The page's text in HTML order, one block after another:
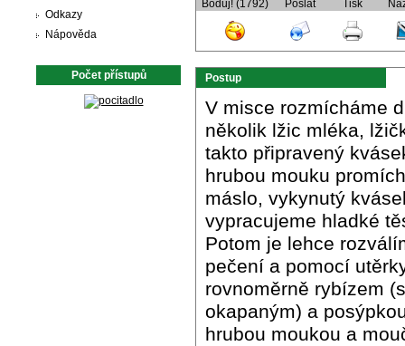
Odkazy
Nápověda
Počet přístupů
Boduj! (1792) Poslat Tisk
Postup
V misce rozmícháme
několik lžic mléka,
takto připravený
hrubou mouku
máslo, vykynutý
vypracujeme hladké
Potom je lehce
pečení a pomocí
rovnoměrně rybízem
okapaným) a
hrubou moukou a